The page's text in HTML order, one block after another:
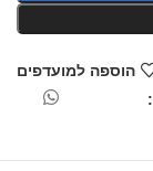
הוספה למועדפים